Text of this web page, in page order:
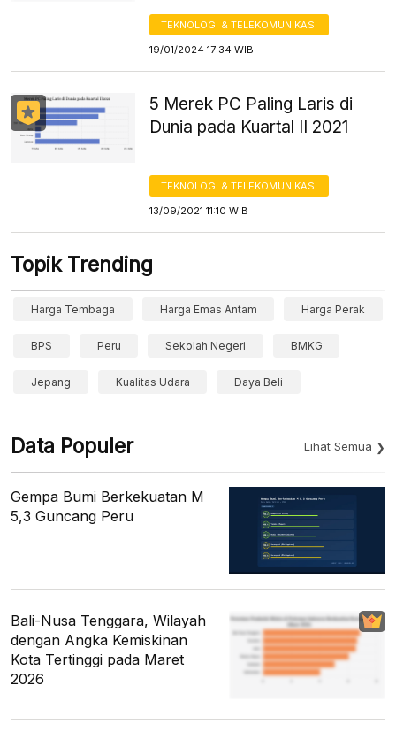
TEKNOLOGI & TELEKOMUNIKASI
19/01/2024 17:34 WIB
5 Merek PC Paling Laris di
Dunia pada Kuartal II 2021
TEKNOLOGI & TELEKOMUNIKASI
13/09/2021 11:10 WIB
Topik Trending
Harga Tembaga Harga Emas Antam Harga Perak
BPS Peru Sekolah Negeri BMKG
Jepang Kualitas Udara Daya Beli
Data Populer Lihat Semua
Gempa Bumi Berkekuatan M
5,3 Guncang Peru
Bali-Nusa Tenggara, Wilayah
dengan Angka Kemiskinan
Kota Tertinggi pada Maret
2026